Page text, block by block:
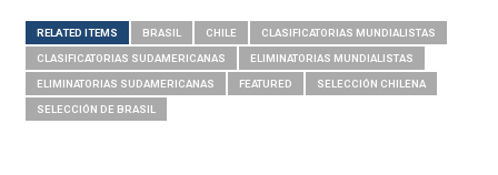
RELATED ITEMS BRASIL CHILE CLASIFICATORIAS MUNDIALISTAS
CLASIFICATORIAS SUDAMERICANAS ELIMINATORIAS MUNDIALISTAS
ELIMINATORIAS SUDAMERICANAS FEATURED SELECCIÓN CHILENA
SELECCIÓN DE BRASIL